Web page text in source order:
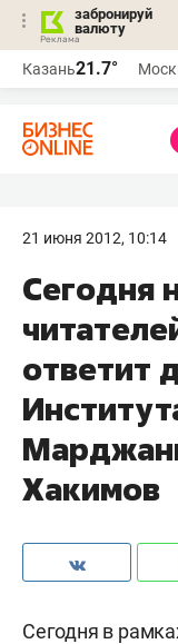
забронируй
валюту
Казань21.7°
21 июня 2012, 10:14
Сегодня
ответит
Хакимов
Сегодня в